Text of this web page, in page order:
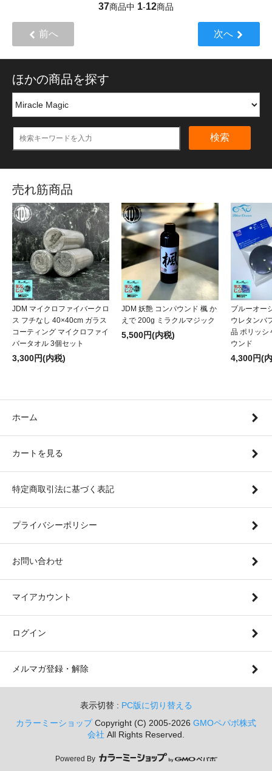
37商品中 1-12商品
前へ 次へ
ほかの商品を探す
検索
売れ筋商品
JDM マイクロファイバークロ
ス フチなし 40×40cm ガラス
コーティング マイクロファイ
バータオル 3個セット
3,300円(内税)
JDM 妖艶 コンパウンド 楓 か
えで 200g ミラクルマジック
5,500円(内税)
ブルーオー
ウレタンバ
品 ポリッシ
ウンド
4,300円(
ホーム
カートを見る
特定商取引法に基づく表記
プライバシーポリシー
お問い合わせ
マイアカウント
ログイン
メルマガ登録・解除
表示切替 : PC版に切り替える
カラーミーショップCopyright (C) 2005-2026 GMOペパボ株式
会社 All Rights Reserved.
Powered By